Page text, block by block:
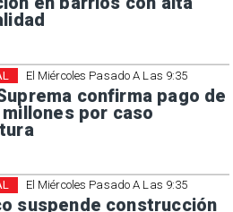
El Miércoles Pasado A Las 9:35
confirma pago de
millones por caso
El Miércoles Pasado A Las 9:35
suspende construcción